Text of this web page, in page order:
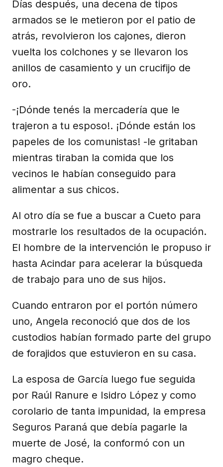
Días después, una decena de tipos
armados se le metieron por el patio de
atrás, revolvieron los cajones, dieron
vuelta los colchones y se llevaron los
anillos de casamiento y un crucifijo de
oro.
-¡Dónde tenés la mercadería que le
trajeron a tu esposo!. ¡Dónde están los
papeles de los comunistas! -le gritaban
mientras tiraban la comida que los
vecinos le habían conseguido para
alimentar a sus chicos.
Al otro día se fue a buscar a Cueto para
mostrarle los resultados de la ocupación.
El hombre de la intervención le propuso ir
hasta Acindar para acelerar la búsqueda
de trabajo para uno de sus hijos.
Cuando entraron por el portón número
uno, Angela reconoció que dos de los
custodios habían formado parte del grupo
de forajidos que estuvieron en su casa.
La esposa de García luego fue seguida
por Raúl Ranure e Isidro López y como
corolario de tanta impunidad, la empresa
Seguros Paraná que debía pagarle la
muerte de José, la conformó con un
magro cheque.